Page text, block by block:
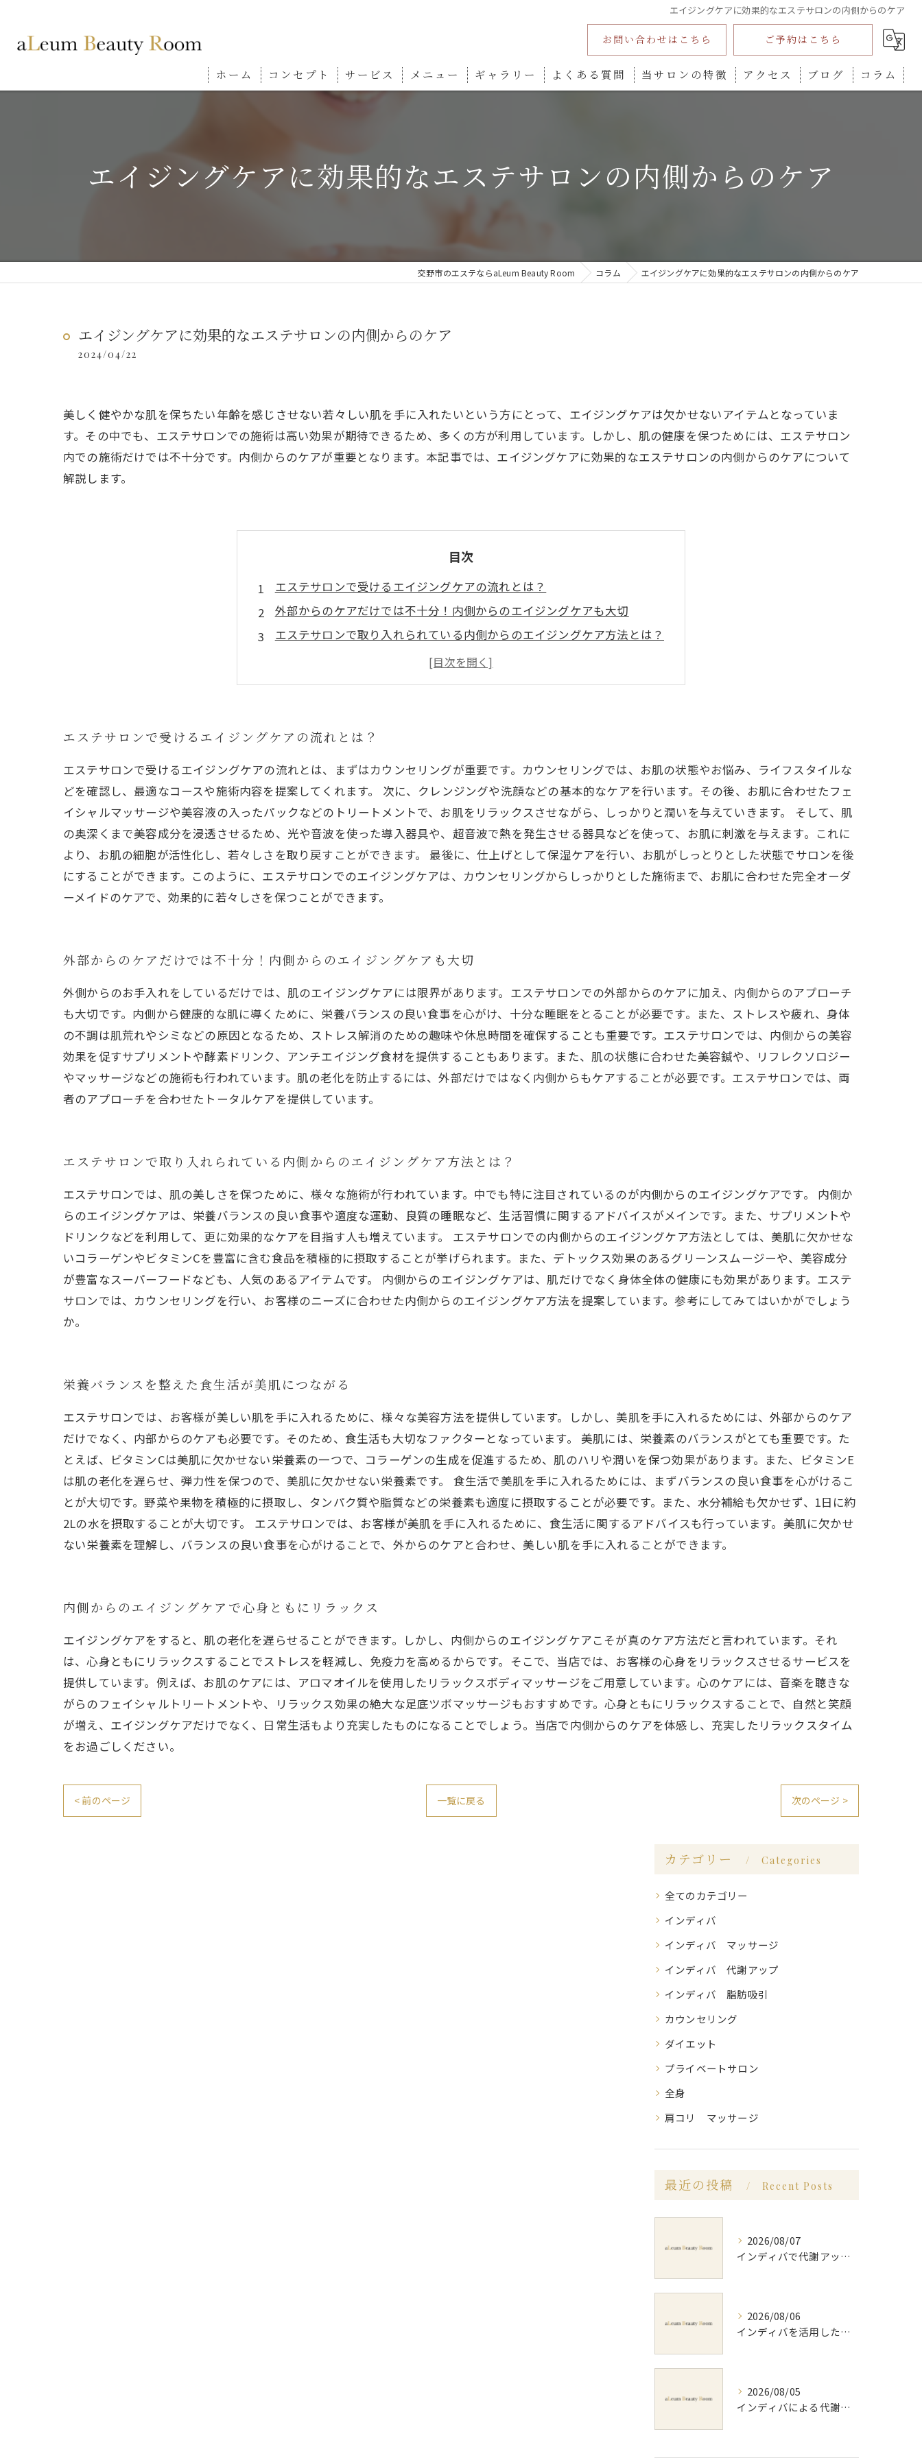
エイジングケアに効果的なエステサロンの内側からのケア
お問い合わせはこちら ご予約はこちら
ホーム コンセプト サービス メニュー ギャラリー よくある質問 当サロンの特徴
プライベートサロン
アクセス ブログ コラム
エイジングケアに効果的なエステサロンの内側からのケア
交野市のエステならaLeum Beauty Room コラム エイジングケアに効果的なエステサロンの内側からのケア
エイジングケアに効果的なエステサロンの内側からのケア
2024/04/22
美しく健やかな肌を保ちたい年齢を感じさせない若々しい肌を手に入れたいという方にとって、エイジングケアは欠かせないアイテムとなっていま
す。その中でも、エステサロンでの施術は高い効果が期待できるため、多くの方が利用しています。しかし、肌の健康を保つためには、エステサロン
内での施術だけでは不十分です。内側からのケアが重要となります。本記事では、エイジングケアに効果的なエステサロンの内側からのケアについて
解説します。
目次
エステサロンで受けるエイジングケアの流れとは？
外部からのケアだけでは不十分！内側からのエイジングケアも大切
エステサロンで取り入れられている内側からのエイジングケア方法とは？
栄養バランスを整えた食生活が美肌につながる
内側からのエイジングケアで心身ともにリラックス
エステサロンで受けるエイジングケアの流れとは？
エステサロンで受けるエイジングケアの流れとは、まずはカウンセリングが重要です。カウンセリングでは、お肌の状態やお悩み、ライフスタイルな
どを確認し、最適なコースや施術内容を提案してくれます。 次に、クレンジングや洗顔などの基本的なケアを行います。その後、お肌に合わせたフェ
イシャルマッサージや美容液の入ったパックなどのトリートメントで、お肌をリラックスさせながら、しっかりと潤いを与えていきます。 そして、肌
の奥深くまで美容成分を浸透させるため、光や音波を使った導入器具や、超音波で熱を発生させる器具などを使って、お肌に刺激を与えます。これに
より、お肌の細胞が活性化し、若々しさを取り戻すことができます。 最後に、仕上げとして保湿ケアを行い、お肌がしっとりとした状態でサロンを後
にすることができます。このように、エステサロンでのエイジングケアは、カウンセリングからしっかりとした施術まで、お肌に合わせた完全オーダ
ーメイドのケアで、効果的に若々しさを保つことができます。
外部からのケアだけでは不十分！内側からのエイジングケアも大切
外側からのお手入れをしているだけでは、肌のエイジングケアには限界があります。エステサロンでの外部からのケアに加え、内側からのアプローチ
も大切です。内側から健康的な肌に導くために、栄養バランスの良い食事を心がけ、十分な睡眠をとることが必要です。また、ストレスや疲れ、身体
の不調は肌荒れやシミなどの原因となるため、ストレス解消のための趣味や休息時間を確保することも重要です。エステサロンでは、内側からの美容
効果を促すサプリメントや酵素ドリンク、アンチエイジング食材を提供することもあります。また、肌の状態に合わせた美容鍼や、リフレクソロジー
やマッサージなどの施術も行われています。肌の老化を防止するには、外部だけではなく内側からもケアすることが必要です。エステサロンでは、両
者のアプローチを合わせたトータルケアを提供しています。
エステサロンで取り入れられている内側からのエイジングケア方法とは？
エステサロンでは、肌の美しさを保つために、様々な施術が行われています。中でも特に注目されているのが内側からのエイジングケアです。 内側か
らのエイジングケアは、栄養バランスの良い食事や適度な運動、良質の睡眠など、生活習慣に関するアドバイスがメインです。また、サプリメントや
ドリンクなどを利用して、更に効果的なケアを目指す人も増えています。 エステサロンでの内側からのエイジングケア方法としては、美肌に欠かせな
いコラーゲンやビタミンCを豊富に含む食品を積極的に摂取することが挙げられます。また、デトックス効果のあるグリーンスムージーや、美容成分
が豊富なスーパーフードなども、人気のあるアイテムです。 内側からのエイジングケアは、肌だけでなく身体全体の健康にも効果があります。エステ
サロンでは、カウンセリングを行い、お客様のニーズに合わせた内側からのエイジングケア方法を提案しています。参考にしてみてはいかがでしょう
か。
栄養バランスを整えた食生活が美肌につながる
エステサロンでは、お客様が美しい肌を手に入れるために、様々な美容方法を提供しています。しかし、美肌を手に入れるためには、外部からのケア
だけでなく、内部からのケアも必要です。そのため、食生活も大切なファクターとなっています。 美肌には、栄養素のバランスがとても重要です。た
とえば、ビタミンCは美肌に欠かせない栄養素の一つで、コラーゲンの生成を促進するため、肌のハリや潤いを保つ効果があります。また、ビタミンE
は肌の老化を遅らせ、弾力性を保つので、美肌に欠かせない栄養素です。 食生活で美肌を手に入れるためには、まずバランスの良い食事を心がけるこ
とが大切です。野菜や果物を積極的に摂取し、タンパク質や脂質などの栄養素も適度に摂取することが必要です。また、水分補給も欠かせず、1日に約
2Lの水を摂取することが大切です。 エステサロンでは、お客様が美肌を手に入れるために、食生活に関するアドバイスも行っています。美肌に欠かせ
ない栄養素を理解し、バランスの良い食事を心がけることで、外からのケアと合わせ、美しい肌を手に入れることができます。
内側からのエイジングケアで心身ともにリラックス
エイジングケアをすると、肌の老化を遅らせることができます。しかし、内側からのエイジングケアこそが真のケア方法だと言われています。それ
は、心身ともにリラックスすることでストレスを軽減し、免疫力を高めるからです。そこで、当店では、お客様の心身をリラックスさせるサービスを
提供しています。例えば、お肌のケアには、アロマオイルを使用したリラックスボディマッサージをご用意しています。心のケアには、音楽を聴きな
がらのフェイシャルトリートメントや、リラックス効果の絶大な足底ツボマッサージもおすすめです。心身ともにリラックスすることで、自然と笑顔
が増え、エイジングケアだけでなく、日常生活もより充実したものになることでしょう。当店で内側からのケアを体感し、充実したリラックスタイム
をお過ごしください。
< 前のページ 一覧に戻る 次のページ >
カテゴリー Categories
全てのカテゴリー
インディバ
インディバ マッサージ
インディバ 代謝アップ
インディバ 脂肪吸引
カウンセリング
ダイエット
プライベートサロン
全身
肩コリ マッサージ
最近の投稿 Recent Posts
2026/08/07
インディバで代謝アップ体験効果とビフォーアフター徹底解説
2026/08/06
インディバを活用した足痩せ方法とセルライトやむくみ改善のポイント
2026/08/05
インディバによる代謝アップのビフォーアフター実体験と効果的な回数の見極め方